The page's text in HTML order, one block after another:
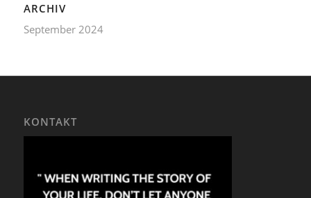
ARCHIV
September 2024
KONTAKT